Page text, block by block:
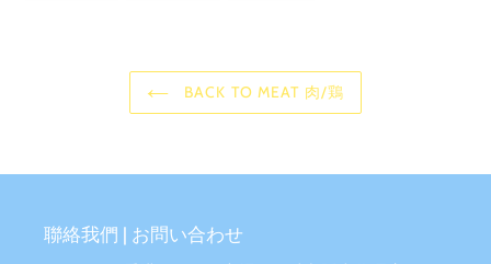
BACK TO MEAT 肉/鶏
聯絡我們 | お問い合わせ